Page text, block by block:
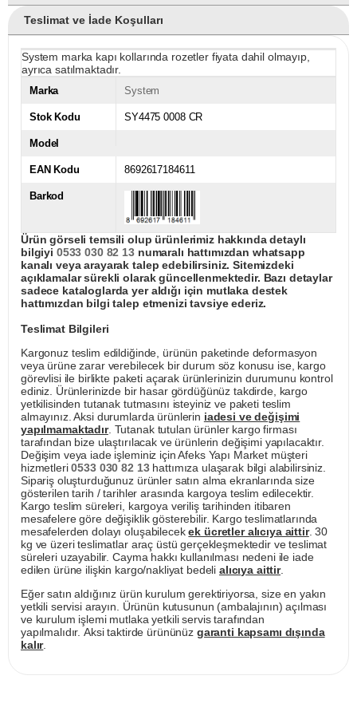
Teslimat ve İade Koşulları
System marka kapı kollarında rozetler fiyata dahil olmayıp,
ayrıca satılmaktadır.
Marka System
Stok Kodu SY4475 0008 CR
Model
EAN Kodu 8692617184611
Barkod
Ürün görseli temsili olup ürünlerimiz hakkında detaylı
bilgiyi 0533 030 82 13numaralı hattımızdan whatsapp
kanalı veya arayarak talep edebilirsiniz. Sitemizdeki
açıklamalar sürekli olarak güncellenmektedir. Bazı detaylar
sadece kataloglarda yer aldığı için mutlaka destek
hattımızdan bilgi talep etmenizi tavsiye ederiz.
Teslimat Bilgileri
Kargonuz teslim edildiğinde, ürünün paketinde deformasyon
veya ürüne zarar verebilecek bir durum söz konusu ise, kargo
görevlisi ile birlikte paketi açarak ürünlerinizin durumunu kontrol
ediniz. Ürünlerinizde bir hasar gördüğünüz takdirde, kargo
yetkilisinden tutanak tutmasını isteyiniz ve paketi teslim
almayınız. Aksi durumlarda ürünlerin iadesi ve değişimi
yapılmamaktadır. Tutanak tutulan ürünler kargo firması
tarafından bize ulaştırılacak ve ürünlerin değişimi yapılacaktır.
Değişim veya iade işleminiz için Afeks Yapı Market müşteri
hizmetleri0533 030 82 13hattımıza ulaşarak bilgi alabilirsiniz.
Sipariş oluşturduğunuz ürünler satın alma ekranlarında size
gösterilen tarih / tarihler arasında kargoya teslim edilecektir.
Kargo teslim süreleri, kargoya veriliş tarihinden itibaren
mesafelere göre değişiklik gösterebilir. Kargo teslimatlarında
mesafelerden dolayı oluşabilecekek ücretler alıcıya aittir. 30
kg ve üzeri teslimatlar araç üstü gerçekleşmektedir ve teslimat
süreleri uzayabilir. Cayma hakkı kullanılması nedeni ile iade
edilen ürüne ilişkin kargo/nakliyat bedeli alıcıya aittir.
Eğer satın aldığınız ürün kurulum gerektiriyorsa, size en yakın
yetkili servisi arayın. Ürünün kutusunun (ambalajının) açılması
ve kurulum işlemi mutlaka yetkili servis tarafından
yapılmalıdır. Aksi taktirde ürününüz garanti kapsamı dışında
kalır.